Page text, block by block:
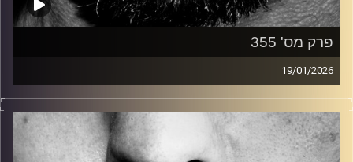
פרק מס' 355
19/01/2026
זיפים, מוזיקה מחוספסת של הופעות חיות. הרבה ג'אם, רוק,
בלוז, bluegrass, ג'אז, Fאנק, פרוגרסיב ואפילו אלקטרוניקה.
כל מה שחי, אמיתי ונושם.
עם שמוליק רגב.